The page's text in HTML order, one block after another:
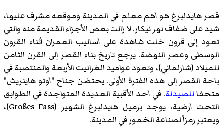
قصر هايدلبرغهو أهم معلم في المدينة وموقعه مشرف عليها،
شيد على ضفاف نهر نيكار. لا زالت بعض الأجزاء القديمة منه والتي
تعود إلى قرون خلت شاهدة على أساليب العمران أثناء القرون
الوسطى وعصر النهضة. يرجع تاريخ بناء القصر إلى القرن الثامن
للميلاد (شارلماني)، وتعود عواميد الغرانيت الأربعة والمنتصبة في
باحة القصر إلى هذه الفترة الأولى. يحتضن جناح "أوتو هاينريش"
متحفاللصيدلة. في أحد الأقبية العديدة المتواجدة في الطوابق
التحت أرضية، يوجدبرميل هايدلبرغ
الشهير (Großes Fass)،
ويعتبر رمزاً لصناعة الخمور في المدينة.